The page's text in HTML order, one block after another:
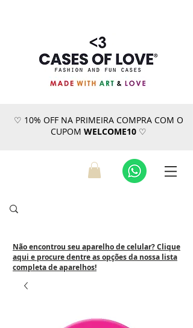
♡ 10% OFF NA PRIMEIRA COMPRA COM O
CUPOM WELCOME10♡
Não encontrou seu aparelho de celular? Clique
aqui e procure dentre as opções da nossa lista
completa de aparelhos!